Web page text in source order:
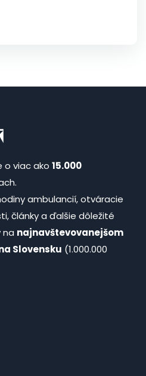
o viac ako 15.000
ambulancií, otváracie
články a ďalšie dôležité
na najnavštevovanejšom
Slovensku (1.000.000